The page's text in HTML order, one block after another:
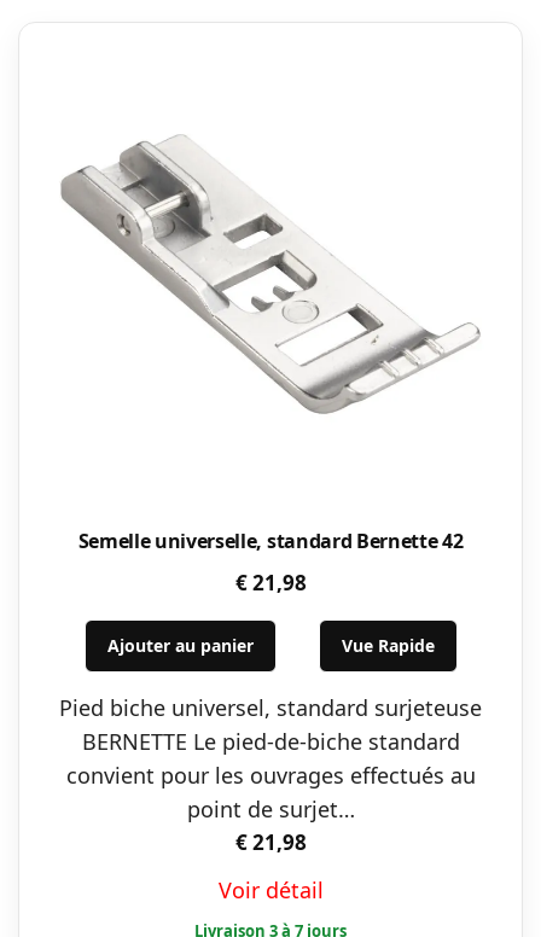
Semelle universelle, standard Bernette 42
€21,98
Ajouter au panier Vue Rapide
Pied biche universel, standard surjeteuse
BERNETTE Le pied-de-biche standard
convient pour les ouvrages effectués au
point de surjet…
€21,98
Voir détail